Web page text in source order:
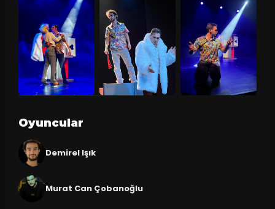
Oyuncular
Demirel Işık
Murat Can Çobanoğlu